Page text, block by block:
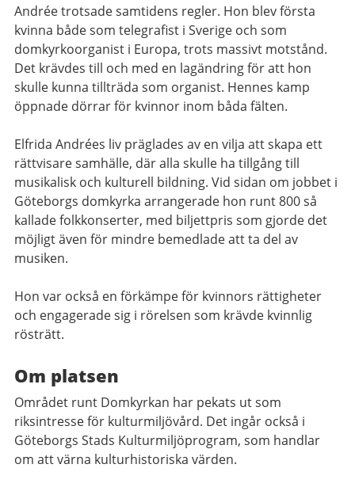
Andrée trotsade samtidens regler. Hon blev första
kvinna både som telegrafist i Sverige och som
domkyrkoorganist i Europa, trots massivt motstånd.
Det krävdes till och med en lagändring för att hon
skulle kunna tillträda som organist. Hennes kamp
öppnade dörrar för kvinnor inom båda fälten.
Elfrida Andrées liv präglades av en vilja att skapa ett
rättvisare samhälle, där alla skulle ha tillgång till
musikalisk och kulturell bildning. Vid sidan om jobbet i
Göteborgs domkyrka arrangerade hon runt 800 så
kallade folkkonserter, med biljettpris som gjorde det
möjligt även för mindre bemedlade att ta del av
musiken.
Hon var också en förkämpe för kvinnors rättigheter
och engagerade sig i rörelsen som krävde kvinnlig
rösträtt.
Om platsen
Området runt Domkyrkan har pekats ut som
riksintresse för kulturmiljövård. Det ingår också i
Göteborgs Stads Kulturmiljöprogram, som handlar
om att värna kulturhistoriska värden.